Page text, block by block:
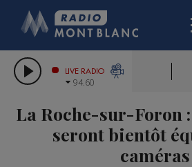
LES CHRONIQUES DE
CITIZEN
GRAND MASSIF
BIGARD
COMPAGNIE DU
LIVE RADIO
94.60
La Roche-sur-Foron
seront bientôt
caméras